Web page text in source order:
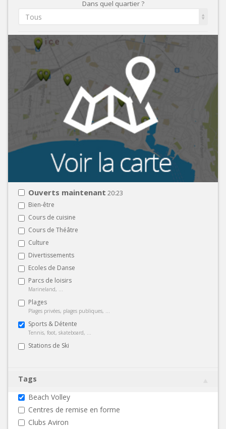
Dans quel quartier ?
Tous
Ouverts maintenant 20:23
Bien-être
Cours de cuisine
Cours de Théâtre
Culture
Divertissements
Ecoles de Danse
Parcs de loisirs
Marineland, ...
Plages
Plages privées, plages publiques, ...
Sports & Détente
Tennis, foot, skateboard, ...
Stations de Ski
Tags
Beach Volley
Centres de remise en forme
Clubs Aviron